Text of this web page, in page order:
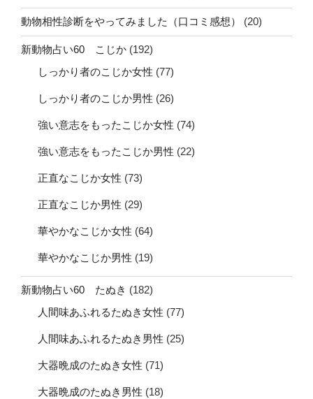
動物相性診断をやってみました（口コミ感想） (20)
新動物占い60 こじか (192)
しっかり者のこじか女性 (77)
しっかり者のこじか男性 (26)
強い意志をもったこじか女性 (74)
強い意志をもったこじか男性 (22)
正直なこじか女性 (73)
正直なこじか男性 (29)
華やかなこじか女性 (64)
華やかなこじか男性 (19)
新動物占い60 たぬき (182)
人間味あふれるたぬき女性 (77)
人間味あふれるたぬき男性 (25)
大器晩成のたぬき女性 (71)
大器晩成のたぬき男性 (18)